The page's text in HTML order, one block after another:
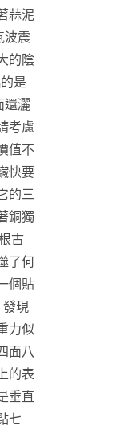
蒜泥
波震
的陰
是
還灑
考慮
值不
快要
的三
銅獨
古
了何
個貼
發現
力似
面八
的表
垂直
七